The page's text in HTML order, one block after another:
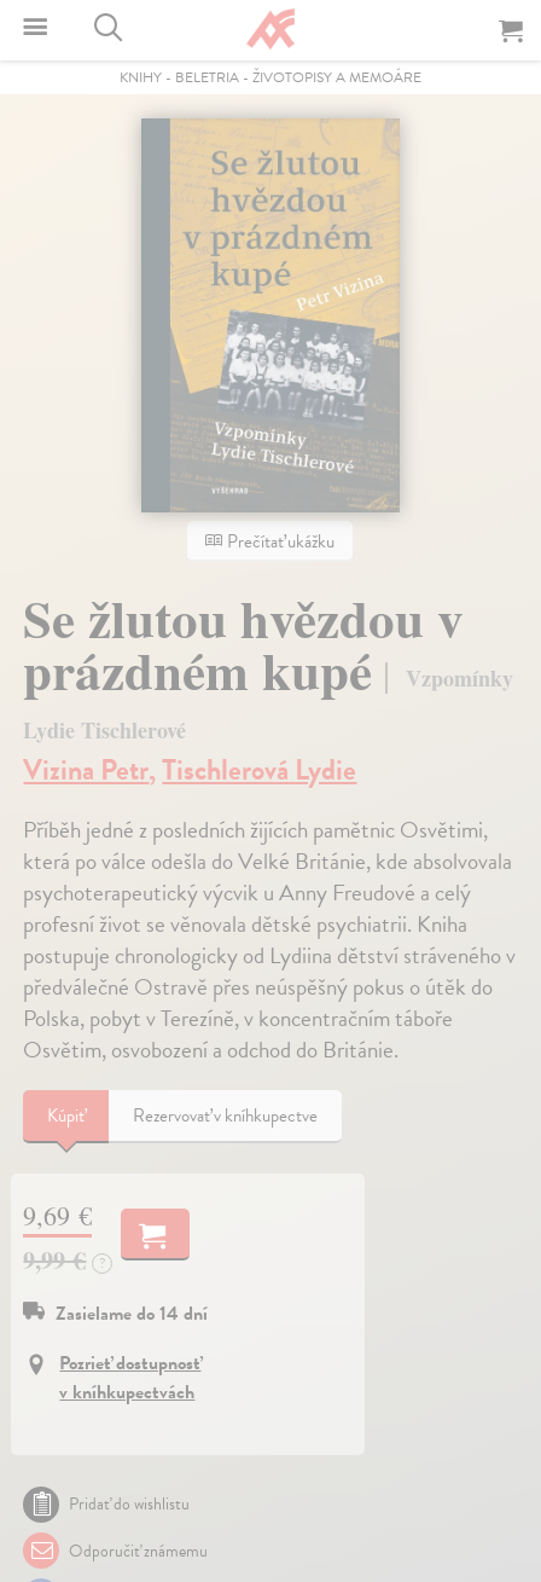
KNIHY - BELETRIA - ŽIVOTOPISY A MEMOÁRE
Prečítať ukážku
Se žlutou hvězdou v
prázdném kupé
Vzpomínky
Lydie Tischlerové
Vizina Petr,Tischlerová Lydie
Příběh jedné z posledních žijících pamětnic Osvětimi,
která po válce odešla do Velké Británie, kde absolvovala
psychoterapeutický výcvik u Anny Freudové a celý
profesní život se věnovala dětské psychiatrii. Kniha
postupuje chronologicky od Lydiina dětství stráveného v
předválečné Ostravě přes neúspěšný pokus o útěk do
Polska, pobyt v Terezíně, v koncentračním táboře
Osvětim, osvobození a odchod do Británie.
Kúpiť Rezervovať v kníhkupectve
9,69 €
9,99 €
?
Zasielame do 14 dní
Pozrieť dostupnosť
v kníhkupectvách
Pridať do wishlistu
Odporučiť známemu